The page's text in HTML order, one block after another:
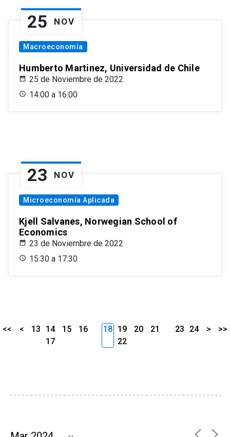
25 NOV
Macroeconomía
Humberto Martinez, Universidad de Chile
25 de Noviembre de 2022
14:00 a 16:00
23 NOV
Microeconomía Aplicada
Kjell Salvanes, Norwegian School of
Economics
23 de Noviembre de 2022
15:30 a 17:30
<< < 13 14 15
16
17
18 19 20
21
22
23 24 > >>